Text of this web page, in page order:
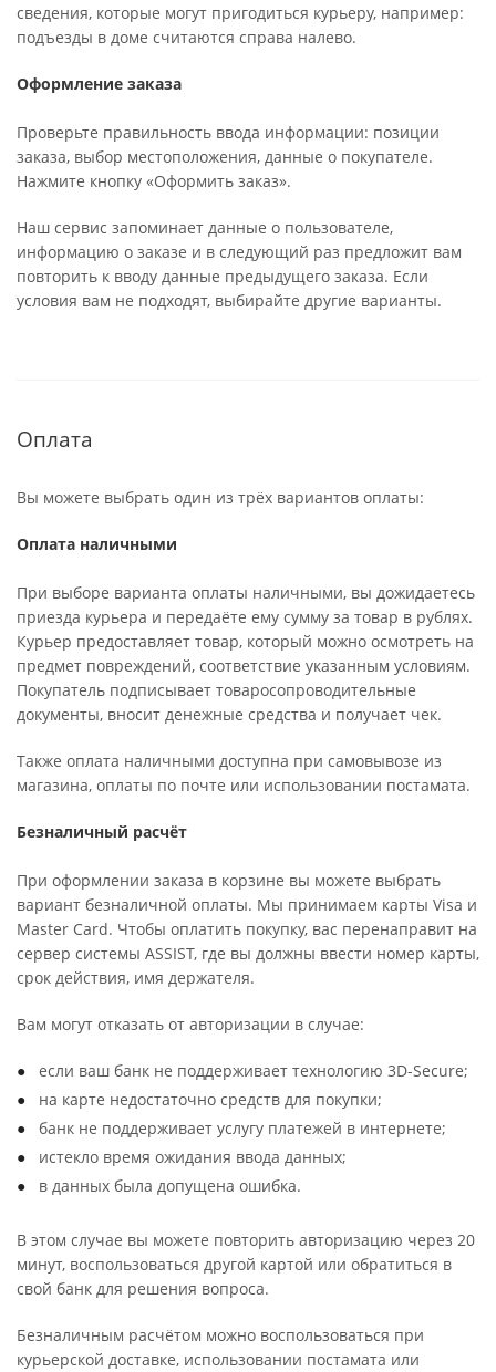
сведения, которые могут пригодиться курьеру, например:
подъезды в доме считаются справа налево.
Оформление заказа
Проверьте правильность ввода информации: позиции
заказа, выбор местоположения, данные о покупателе.
Нажмите кнопку «Оформить заказ».
Наш сервис запоминает данные о пользователе,
информацию о заказе и в следующий раз предложит вам
повторить к вводу данные предыдущего заказа. Если
условия вам не подходят, выбирайте другие варианты.
Оплата
Вы можете выбрать один из трёх вариантов оплаты:
Оплата наличными
При выборе варианта оплаты наличными, вы дожидаетесь
приезда курьера и передаёте ему сумму за товар в рублях.
Курьер предоставляет товар, который можно осмотреть на
предмет повреждений, соответствие указанным условиям.
Покупатель подписывает товаросопроводительные
документы, вносит денежные средства и получает чек.
Также оплата наличными доступна при самовывозе из
магазина, оплаты по почте или использовании постамата.
Безналичный расчёт
При оформлении заказа в корзине вы можете выбрать
вариант безналичной оплаты. Мы принимаем карты Visa и
Master Card. Чтобы оплатить покупку, вас перенаправит на
сервер системы ASSIST, где вы должны ввести номер карты,
срок действия, имя держателя.
Вам могут отказать от авторизации в случае:
если ваш банк не поддерживает технологию 3D-Secure;
на карте недостаточно средств для покупки;
банк не поддерживает услугу платежей в интернете;
истекло время ожидания ввода данных;
в данных была допущена ошибка.
В этом случае вы можете повторить авторизацию через 20
минут, воспользоваться другой картой или обратиться в
свой банк для решения вопроса.
Безналичным расчётом можно воспользоваться при
курьерской доставке, использовании постамата или